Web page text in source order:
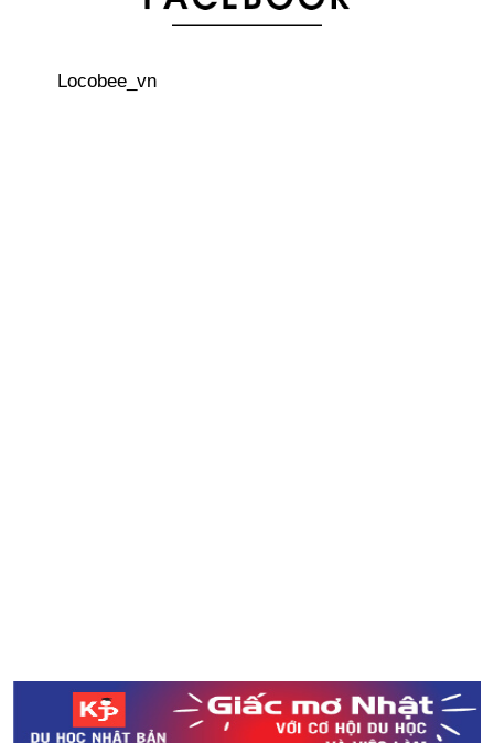
Văn hoá công sở - Cách trả lời điện thoại
Locobee_vn